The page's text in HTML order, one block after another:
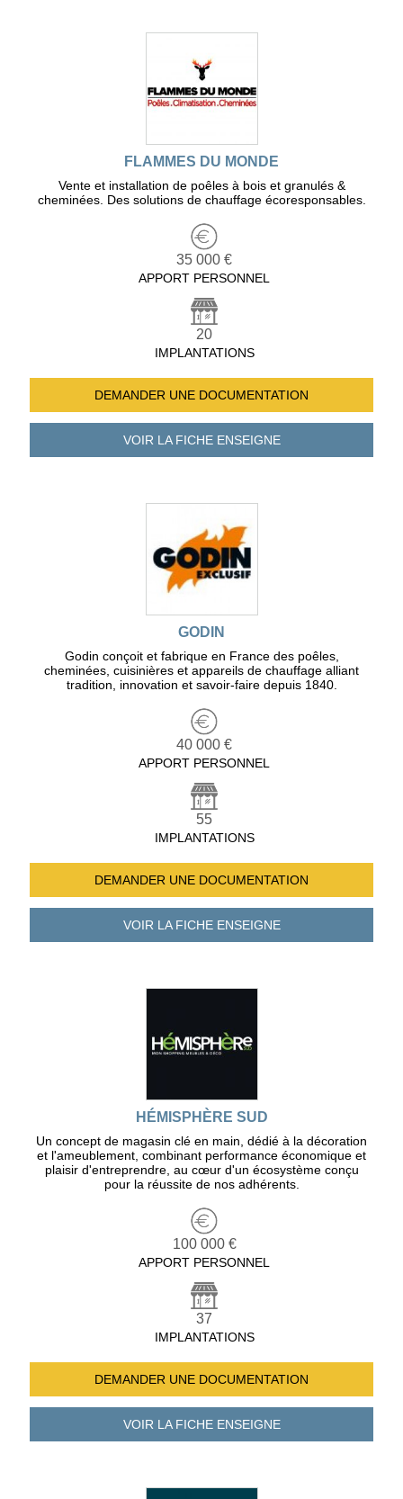
FLAMMES DU MONDE
Vente et installation de poêles à bois et granulés &
cheminées. Des solutions de chauffage écoresponsables.
35 000 €
APPORT PERSONNEL
20
IMPLANTATIONS
DEMANDER UNE DOCUMENTATION
VOIR LA FICHEENSEIGNE
GODIN
Godin conçoit et fabrique en France des poêles,
cheminées, cuisinières et appareils de chauffage alliant
tradition, innovation et savoir-faire depuis 1840.
40 000 €
APPORT PERSONNEL
55
IMPLANTATIONS
DEMANDER UNE DOCUMENTATION
VOIR LA FICHEENSEIGNE
HÉMISPHÈRE SUD
Un concept de magasin clé en main, dédié à la décoration
et l'ameublement, combinant performance économique et
plaisir d'entreprendre, au cœur d'un écosystème conçu
pour la réussite de nos adhérents.
100 000 €
APPORT PERSONNEL
37
IMPLANTATIONS
DEMANDER UNE DOCUMENTATION
VOIR LA FICHEENSEIGNE